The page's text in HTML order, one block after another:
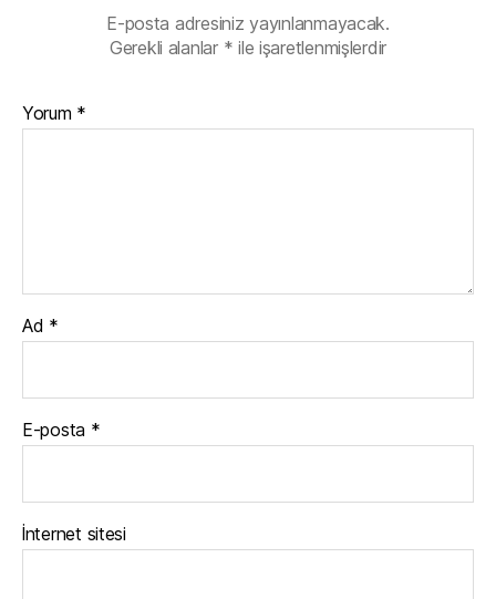
E-posta adresiniz yayınlanmayacak.
Gerekli alanlar * ile işaretlenmişlerdir
Yorum *
Ad *
E-posta *
İnternet sitesi